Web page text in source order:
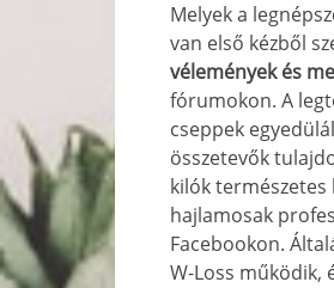
Melyek a
van első kézből
vélemények és
fórumokon. A
cseppek
összetevők
kilók természetes
hajlamosak
Facebookon.
W-Loss működik,